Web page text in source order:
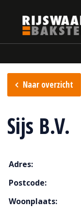
Naar overzicht
Sijs B.V.
Adres:
Postcode:
Woonplaats: